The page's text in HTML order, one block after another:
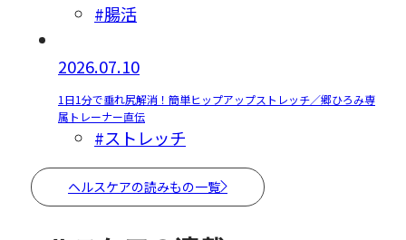
#腸活
2026.07.10
1日1分で垂れ尻解消！簡単ヒップアップストレッチ／郷ひろみ専
属トレーナー直伝
#ストレッチ
ヘルスケアの読みもの一覧